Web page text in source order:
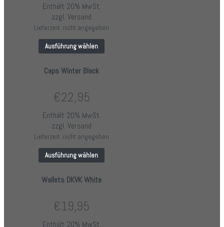
Enthält 20% MwSt.
zzgl. Versand
Lieferzeit: nicht angegeben
Ausführung wählen
Caps Winter Black
€22,95
Enthält 20% MwSt.
zzgl. Versand
Lieferzeit: nicht angegeben
Ausführung wählen
Wallets DKVK White
€19,95
Enthält 20% MwSt.